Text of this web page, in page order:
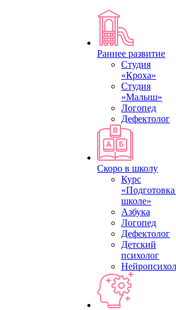
Раннее развитие
Студия
«Кроха»
Студия
«Малыш»
Логопед
Дефектолог
Скоро в школу
Курс
школе»
Азбука
Логопед
Дефектолог
Детский
психолог